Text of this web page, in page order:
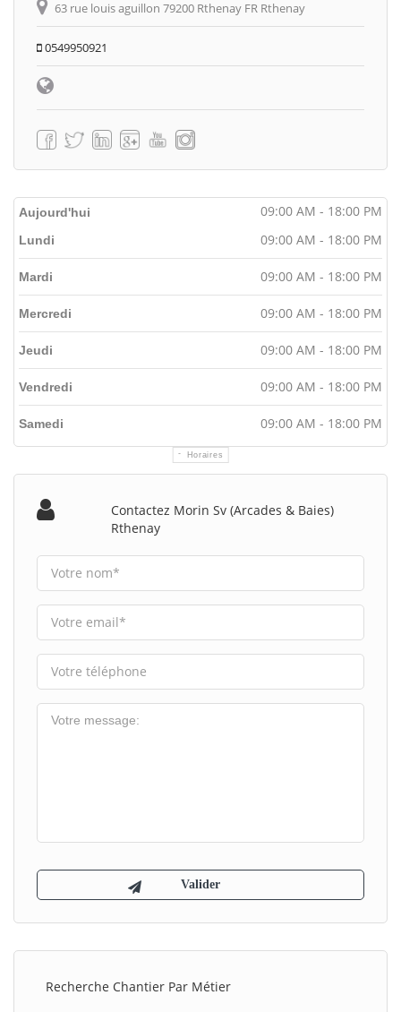
63 rue louis aguillon 79200 Rthenay FR Rthenay
0549950921
Aujourd'hui 09:00 AM - 18:00 PM
Horaires
Lundi 09:00 AM - 18:00 PM
Mardi 09:00 AM - 18:00 PM
Mercredi 09:00 AM - 18:00 PM
Jeudi 09:00 AM - 18:00 PM
Vendredi 09:00 AM - 18:00 PM
Samedi 09:00 AM - 18:00 PM
Contactez Morin Sv (arcades & Baies)
Rthenay
Recherche Chantier Par Métier